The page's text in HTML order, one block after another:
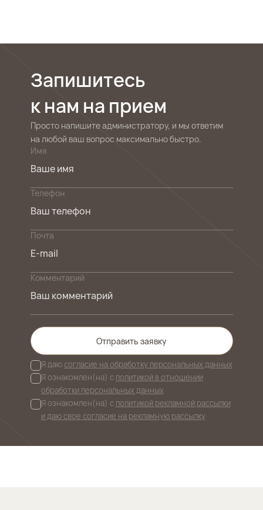
Запишитесь
к нам на прием
Просто напишите администратору, и мы ответим
на любой ваш вопрос максимально быстро.
Имя
Телефон
Почта
Комментарий
Отправить заявку
Я даюсогласие на обработку персональных данных
Я ознакомлен(на) с политикой в отношении
обработки персональных данных
Я ознакомлен(на) с политикой рекламной рассылки
и даю свое согласие на рекламную рассылку